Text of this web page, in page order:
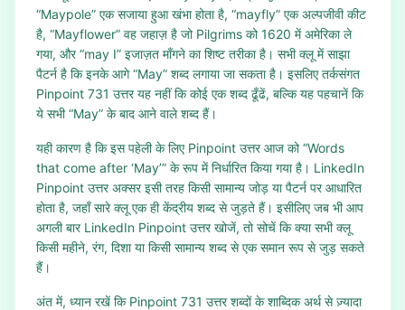
“Maypole” एक सजाया हुआ खंभा होता है, “mayfly” एक अल्पजीवी कीट
है, “Mayflower” वह जहाज़ है जो Pilgrims को 1620 में अमेरिका ले
गया, और “may I” इजाज़त माँगने का शिष्ट तरीका है। सभी क्लू में साझा
पैटर्न है कि इनके आगे “May” शब्द लगाया जा सकता है। इसलिए तर्कसंगत
Pinpoint 731 उत्तर यह नहीं कि कोई एक शब्द ढूँढें, बल्कि यह पहचानें कि
ये सभी “May” के बाद आने वाले शब्द हैं।
यही कारण है कि इस पहेली के लिए Pinpoint उत्तर आज को “Words
that come after ‘May’” के रूप में निर्धारित किया गया है। LinkedIn
Pinpoint उत्तर अक्सर इसी तरह किसी सामान्य जोड़ या पैटर्न पर आधारित
होता है, जहाँ सारे क्लू एक ही केंद्रीय शब्द से जुड़ते हैं। इसीलिए जब भी आप
अगली बार LinkedIn Pinpoint उत्तर खोजें, तो सोचें कि क्या सभी क्लू
किसी महीने, रंग, दिशा या किसी सामान्य शब्द से एक समान रूप से जुड़ सकते
हैं।
अंत में, ध्यान रखें कि Pinpoint 731 उत्तर शब्दों के शाब्दिक अर्थ से ज़्यादा